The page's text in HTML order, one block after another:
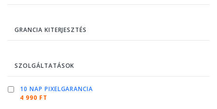
GRANCIA KITERJESZTÉS
SZOLGÁLTATÁSOK
10 NAP PIXELGARANCIA
4 990 FT